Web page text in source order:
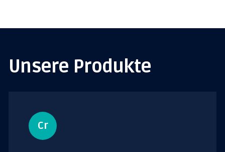
Unsere Produkte
Cr